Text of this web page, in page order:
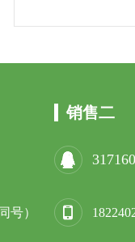
号）
销售二